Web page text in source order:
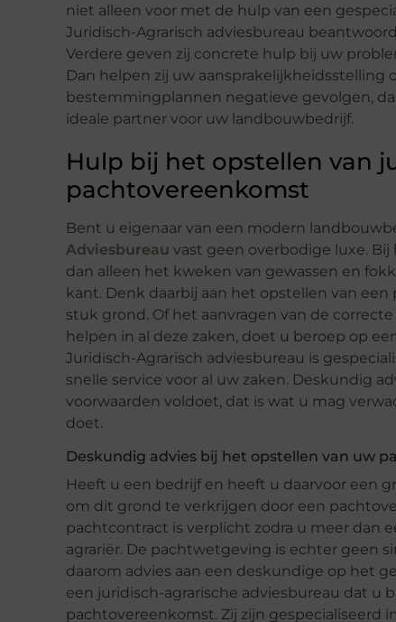
niet alleen voor met de hulp van een
Juridisch-Agrarisch adviesbureau
Verdere geven zij concrete hulp bij uw
Dan helpen zij uw
bestemmingplannen negatieve gevolgen,
ideale partner voor uw landbouwbedrijf.
Hulp bij het opstellen van
pachtovereenkomst
Bent u eigenaar van een modern
Adviesbureau vast geen overbodige luxe.
dan alleen het kweken van gewassen en
kant. Denk daarbij aan het opstellen van
stuk grond. Of het aanvragen van de
helpen in al deze zaken, doet u beroep op
Juridisch-Agrarisch adviesbureau is
snelle service voor al uw zaken. Deskundig
voorwaarden voldoet, dat is wat u mag
doet.
Deskundig advies bij het opstellen van uw
Heeft u een bedrijf en heeft u daarvoor een
om dit grond te verkrijgen door een
pachtcontract is verplicht zodra u meer dan
agrariër. De pachtwetgeving is echter geen
daarom advies aan een deskundige op het
een juridisch-agrarische adviesbureau dat u
pachtovereenkomst. Zij zijn gespecialiseerd